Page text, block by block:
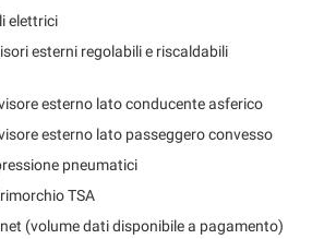
elettrici
esterni regolabili e riscaldabili
esterno lato conducente asferico
esterno lato passeggero convesso
pneumatici
TSA
(volume dati disponibile a pagamento)